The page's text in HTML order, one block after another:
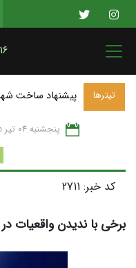
16 مرداد 1405
تیترها پیشنهاد ساخت
پنجشنبه 04 تير 1405 , 23:26
کد خبر: 2711
برخی با ندیدن واقعیات